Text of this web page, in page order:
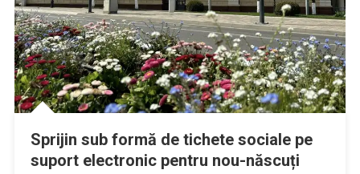
Sprijin sub formă de tichete sociale pe
suport electronic pentru nou-născuți